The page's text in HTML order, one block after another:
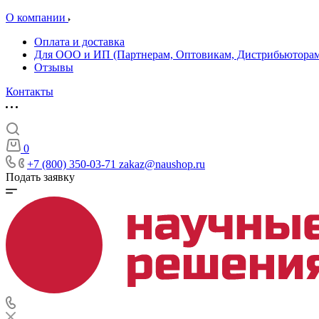
О компании
Оплата и доставка
Для ООО и ИП (Партнерам, Оптовикам,
Отзывы
Контакты
0
+7 (800) 350-03-71 zakaz@naushop.ru
Подать заявку